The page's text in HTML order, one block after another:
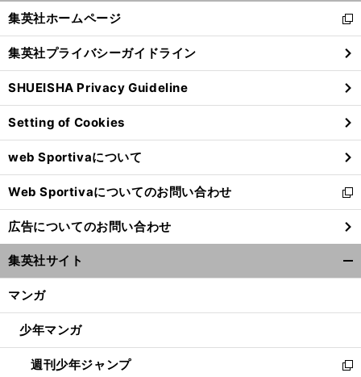
閉
る
集英社ホームページ
新
し
い
ウ
ィ
ン
ド
ウ
で
開
く
集英社プライバシーガイドライン
SHUEISHA Privacy Guideline
Setting of Cookies
web Sportivaについて
Web Sportivaについてのお問い合わせ
新
し
い
ウ
ィ
ン
ウ
開
く
広告についてのお問い合わせ
集英社サイト
マンガ
少年マンガ
週刊少年ジャンプ
新